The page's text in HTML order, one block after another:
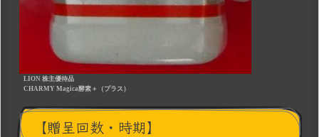
LION 株主優待品
CHARMY Magica酵素＋（プラス）
【贈呈回数・時期】